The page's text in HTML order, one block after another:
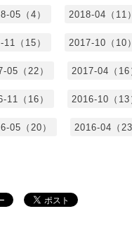
05（4） 2018-04（11
11（15） 2017-10（10
05（22） 2017-04（16
11（16） 2016-10（13
05（20） 2016-04（